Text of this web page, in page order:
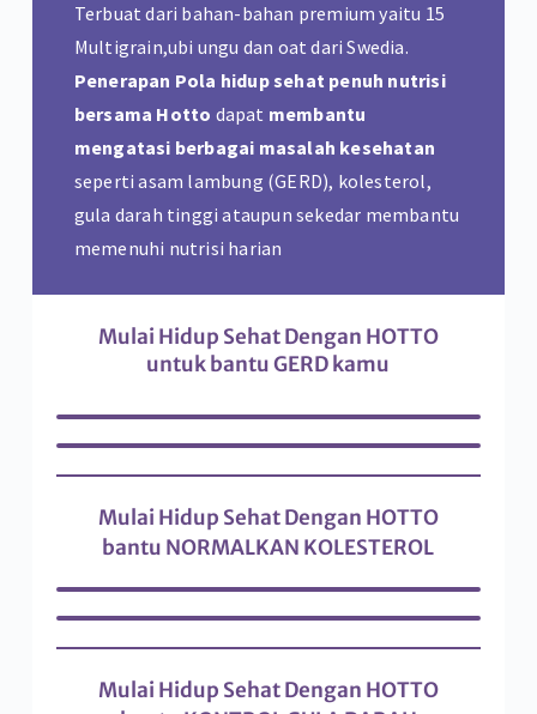
Terbuat dari bahan-bahan premium yaitu 15
Multigrain,ubi ungu dan oat dari Swedia.
Penerapan Pola hidup sehat penuh nutrisi
bersama Hotto dapat membantu
mengatasi berbagai masalah kesehatan
seperti asam lambung (GERD), kolesterol,
gula darah tinggi ataupun sekedar membantu
memenuhi nutrisi harian
Mulai Hidup Sehat Dengan HOTTO
untuk bantu GERD kamu
Mulai Hidup Sehat Dengan HOTTO
bantu NORMALKAN KOLESTEROL
Mulai Hidup Sehat Dengan HOTTO